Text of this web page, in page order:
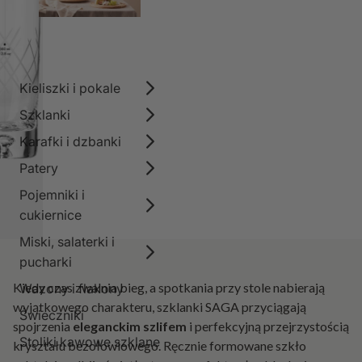
Kieliszki i pokale
Szklanki
Karafki i dzbanki
Patery
Pojemniki i
cukiernice
Miski, salaterki i
pucharki
Wazony i flakony
Świeczniki
Stoliki kawowe szklane
Kiedy czas zwalnia bieg, a spotkania przy stole nabierają
wyjątkowego charakteru, szklanki SAGA przyciągają
spojrzenia eleganckim szlifem i perfekcyjną przejrzystością
kryształu bezołowiowego. Ręcznie formowane szkło